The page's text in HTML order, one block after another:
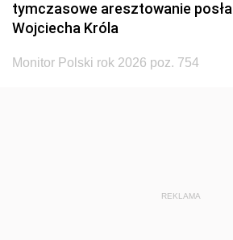
tymczasowe aresztowanie posła
Wojciecha Króla
Monitor Polski rok 2026 poz. 754
REKLAMA